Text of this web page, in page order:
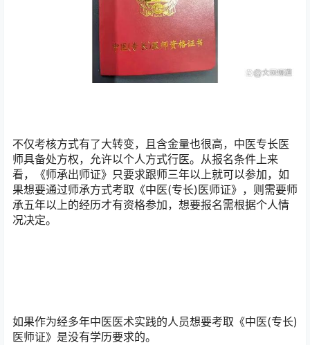
不仅考核方式有了大转变，且含金量也很高，中医专长医
师具备处方权，允许以个人方式行医。从报名条件上来
看，《师承出师证》只要求跟师三年以上就可以参加，如
果想要通过师承方式考取《中医(专长)医师证》，则需要师
承五年以上的经历才有资格参加，想要报名需根据个人情
况决定。
如果作为经多年中医医术实践的人员想要考取《中医(专长)
医师证》是没有学历要求的。